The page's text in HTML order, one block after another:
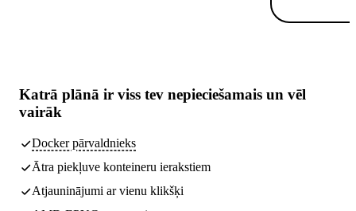
Katrā plānā ir viss tev nepieciešamais un vēl
vairāk
Docker pārvaldnieks
Ātra piekļuve konteineru ierakstiem
Atjauninājumi ar vienu klikšķi